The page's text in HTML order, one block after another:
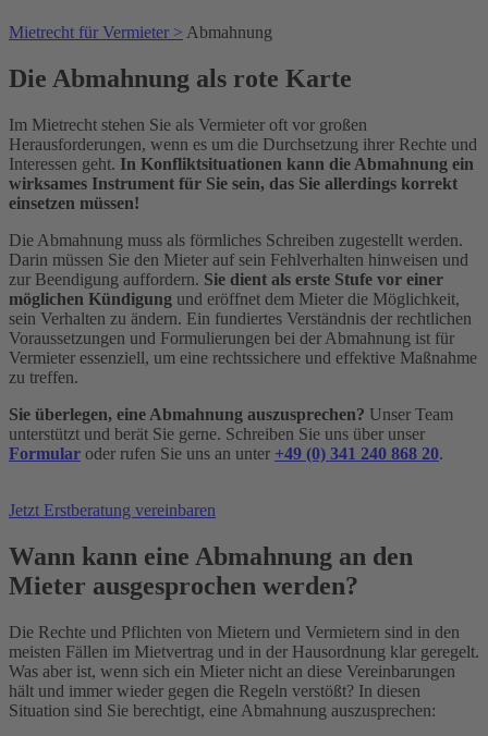
Mietrecht für Vermieter > Abmahnung
Die Abmahnung als rote Karte
Im Mietrecht stehen Sie als Vermieter oft vor großen
Herausforderungen, wenn es um die Durchsetzung ihrer Rechte und
Interessen geht. In Konfliktsituationen kann die Abmahnung ein
wirksames Instrument für Sie sein, das Sie allerdings korrekt
einsetzen müssen!
Die Abmahnung muss als förmliches Schreiben zugestellt werden.
Darin müssen Sie den Mieter auf sein Fehlverhalten hinweisen und
zur Beendigung auffordern. Sie dient als erste Stufe vor einer
möglichen Kündigung und eröffnet dem Mieter die Möglichkeit,
sein Verhalten zu ändern. Ein fundiertes Verständnis der rechtlichen
Voraussetzungen und Formulierungen bei der Abmahnung ist für
Vermieter essenziell, um eine rechtssichere und effektive Maßnahme
zu treffen.
Sie überlegen, eine Abmahnung auszusprechen? Unser Team
unterstützt und berät Sie gerne. Schreiben Sie uns über unser
Formular oder rufen Sie uns an unter +49 (0) 341 240 868 20.
Jetzt Erstberatung vereinbaren
Wann kann eine Abmahnung an den
Mieter ausgesprochen werden?
Die Rechte und Pflichten von Mietern und Vermietern sind in den
meisten Fällen im Mietvertrag und in der Hausordnung klar geregelt.
Was aber ist, wenn sich ein Mieter nicht an diese Vereinbarungen
hält und immer wieder gegen die Regeln verstößt? In diesen
Situation sind Sie berechtigt, eine Abmahnung auszusprechen: